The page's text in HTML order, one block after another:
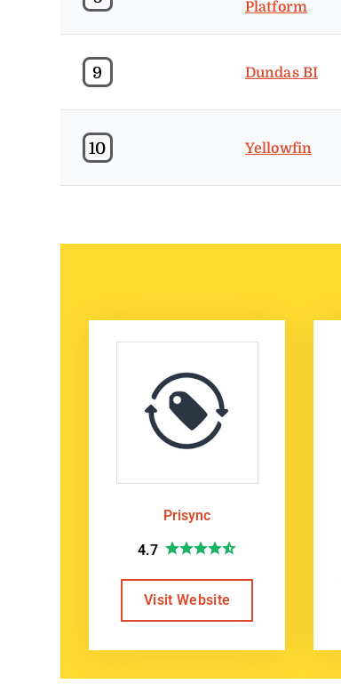
Platform
9 Dundas BI
10 Yellowfin
Prisync
4.7
Visit Website